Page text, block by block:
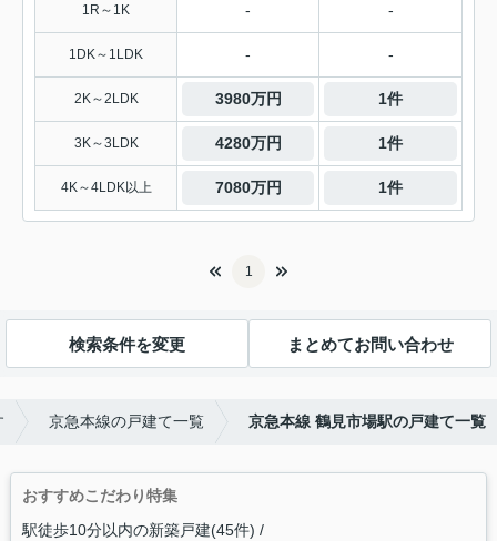
1R～1K - -
1DK～1LDK - -
2K～2LDK 3980万円 1件
3K～3LDK 4280万円 1件
4K～4LDK以上 7080万円 1件
1
検索条件を変更 まとめてお問い合わせ
京急本線の戸建て一覧 京急本線 鶴見市場駅の戸建て一覧
おすすめこだわり特集
駅徒歩10分以内の新築戸建(45件)